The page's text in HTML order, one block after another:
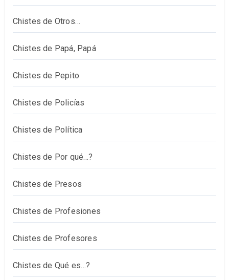
Chistes de Otros…
Chistes de Papá, Papá
Chistes de Pepito
Chistes de Policías
Chistes de Política
Chistes de Por qué…?
Chistes de Presos
Chistes de Profesiones
Chistes de Profesores
Chistes de Qué es…?